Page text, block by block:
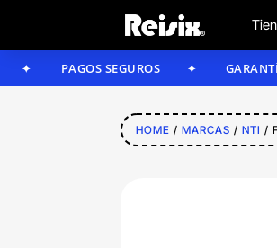
PAGOS SEGUROS GARANTÍA
HOME /MARCAS /NTI /